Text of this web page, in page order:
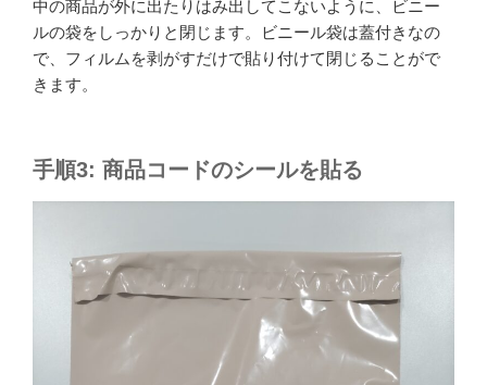
中の商品が外に出たりはみ出してこないように、ビニー
ルの袋をしっかりと閉じます。ビニール袋は蓋付きなの
で、フィルムを剥がすだけで貼り付けて閉じることがで
きます。
手順3: 商品コードのシールを貼る